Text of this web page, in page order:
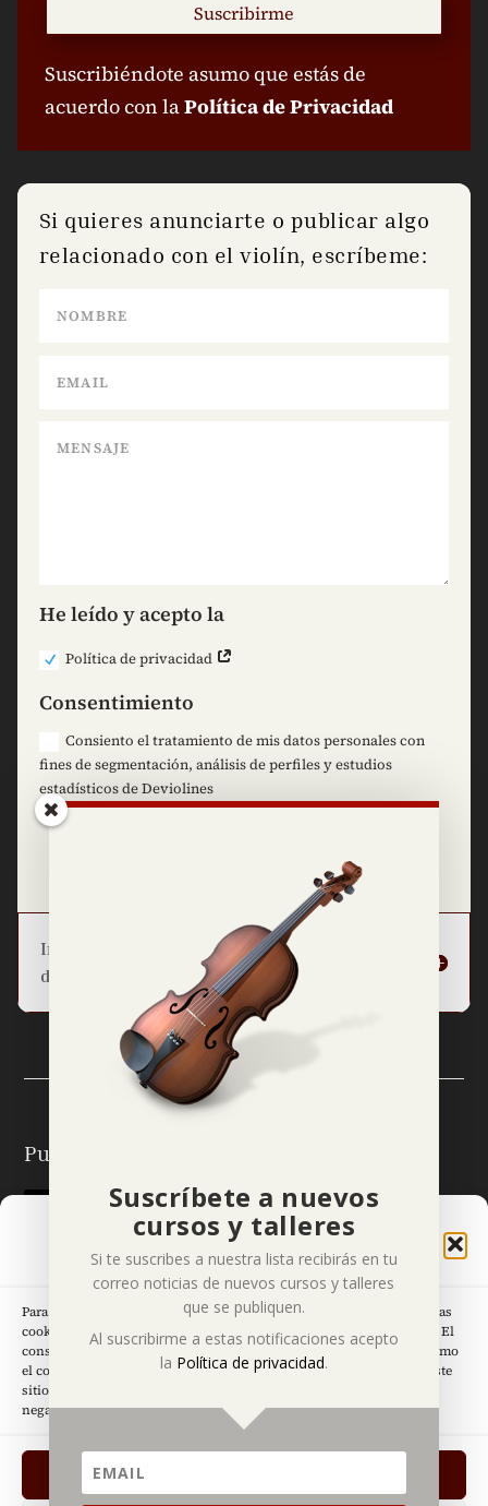
Gestionar el Consentimiento
de las Cookies
Para ofrecer las mejores experiencias, utilizamos tecnologías como las
cookies para almacenar y/o acceder a la información del dispositivo. El
consentimiento de estas tecnologías nos permitirá procesar datos como
el comportamiento de navegación o las identificaciones únicas en este
sitio. No consentir o retirar el consentimiento, puede afectar
negativamente a ciertas características y funciones.
Suscribirme
Suscribiéndote asumo que estás de
acuerdo con laPolítica de Privacidad
Si quieres anunciarte o publicar algo
relacionado con el violín, escríbeme:
He leído y acepto la
Política de privacidad
Consentimiento
Consiento el tratamiento de mis datos personales con
fines de segmentación, análisis de perfiles y estudios
estadísticos de Deviolines
Información básica sobre la protección
de datos
Puedes seguirme en:
Páginas Legales
Suscríbete a nuevos
cursos y talleres
Si te suscribes a nuestra lista recibirás en tu
correo noticias de nuevos cursos y talleres
que se publiquen.
Al suscribirme a estas notificaciones acepto
la Política de privacidad.